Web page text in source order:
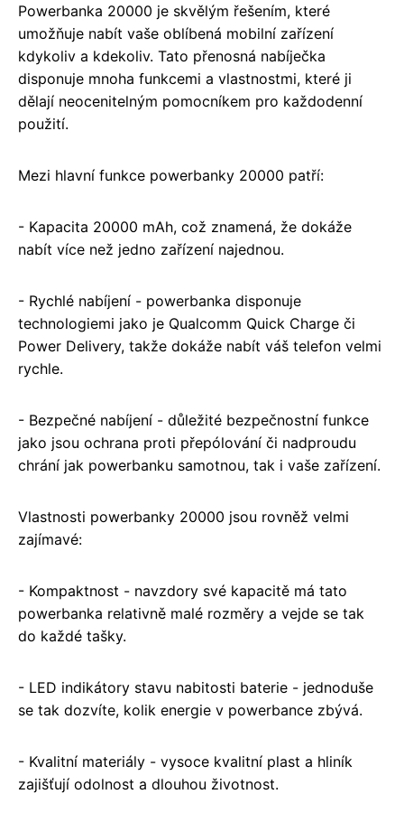
Powerbanka 20000 je skvělým řešením, které
umožňuje nabít vaše oblíbená mobilní zařízení
kdykoliv a kdekoliv. Tato přenosná nabíječka
disponuje mnoha funkcemi a vlastnostmi, které ji
dělají neocenitelným pomocníkem pro každodenní
použití.
Mezi hlavní funkce powerbanky 20000 patří:
- Kapacita 20000 mAh, což znamená, že dokáže
nabít více než jedno zařízení najednou.
- Rychlé nabíjení - powerbanka disponuje
technologiemi jako je Qualcomm Quick Charge či
Power Delivery, takže dokáže nabít váš telefon velmi
rychle.
- Bezpečné nabíjení - důležité bezpečnostní funkce
jako jsou ochrana proti přepólování či nadproudu
chrání jak powerbanku samotnou, tak i vaše zařízení.
Vlastnosti powerbanky 20000 jsou rovněž velmi
zajímavé:
- Kompaktnost - navzdory své kapacitě má tato
powerbanka relativně malé rozměry a vejde se tak
do každé tašky.
- LED indikátory stavu nabitosti baterie - jednoduše
se tak dozvíte, kolik energie v powerbance zbývá.
- Kvalitní materiály - vysoce kvalitní plast a hliník
zajišťují odolnost a dlouhou životnost.